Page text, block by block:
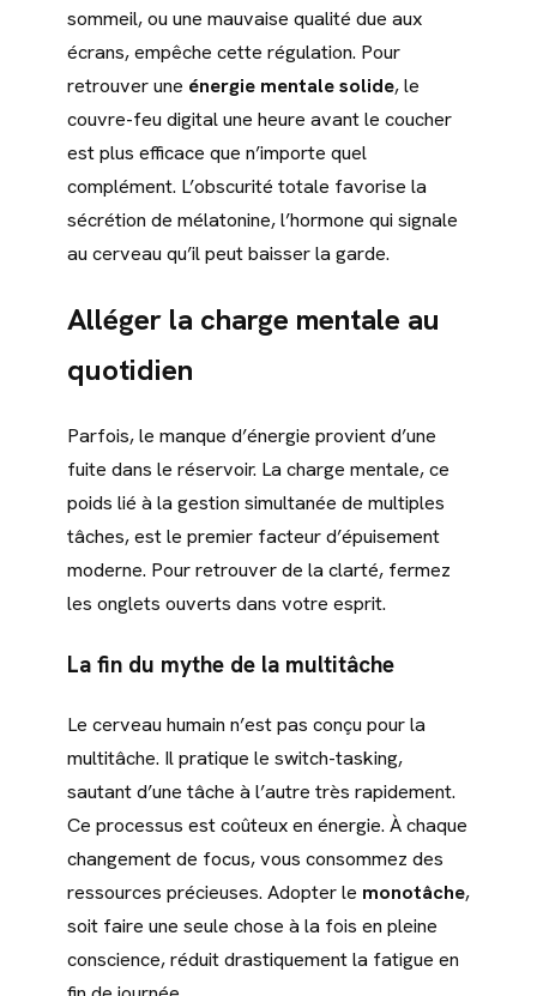
sommeil, ou une mauvaise qualité due aux
écrans, empêche cette régulation. Pour
retrouver une énergie mentale solide, le
couvre-feu digital une heure avant le coucher
est plus efficace que n’importe quel
complément. L’obscurité totale favorise la
sécrétion de mélatonine, l’hormone qui signale
au cerveau qu’il peut baisser la garde.
Alléger la charge mentale au
quotidien
Parfois, le manque d’énergie provient d’une
fuite dans le réservoir. La charge mentale, ce
poids lié à la gestion simultanée de multiples
tâches, est le premier facteur d’épuisement
moderne. Pour retrouver de la clarté, fermez
les onglets ouverts dans votre esprit.
La fin du mythe de la multitâche
Le cerveau humain n’est pas conçu pour la
multitâche. Il pratique le switch-tasking,
sautant d’une tâche à l’autre très rapidement.
Ce processus est coûteux en énergie. À chaque
changement de focus, vous consommez des
ressources précieuses. Adopter le monotâche,
soit faire une seule chose à la fois en pleine
conscience, réduit drastiquement la fatigue en